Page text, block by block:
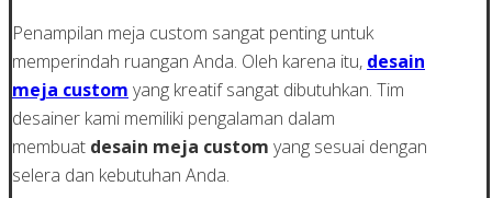
Penampilan meja custom sangat penting untuk
memperindah ruangan Anda. Oleh karena itu, desain
meja custom yang kreatif sangat dibutuhkan. Tim
desainer kami memiliki pengalaman dalam
membuat desain meja custom yang sesuai dengan
selera dan kebutuhan Anda.